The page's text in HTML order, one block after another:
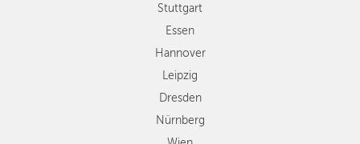
Wien
Zürich
Andere
Regionen
Stuttgart
Essen
Hannover
Leipzig
Dresden
Nürnberg